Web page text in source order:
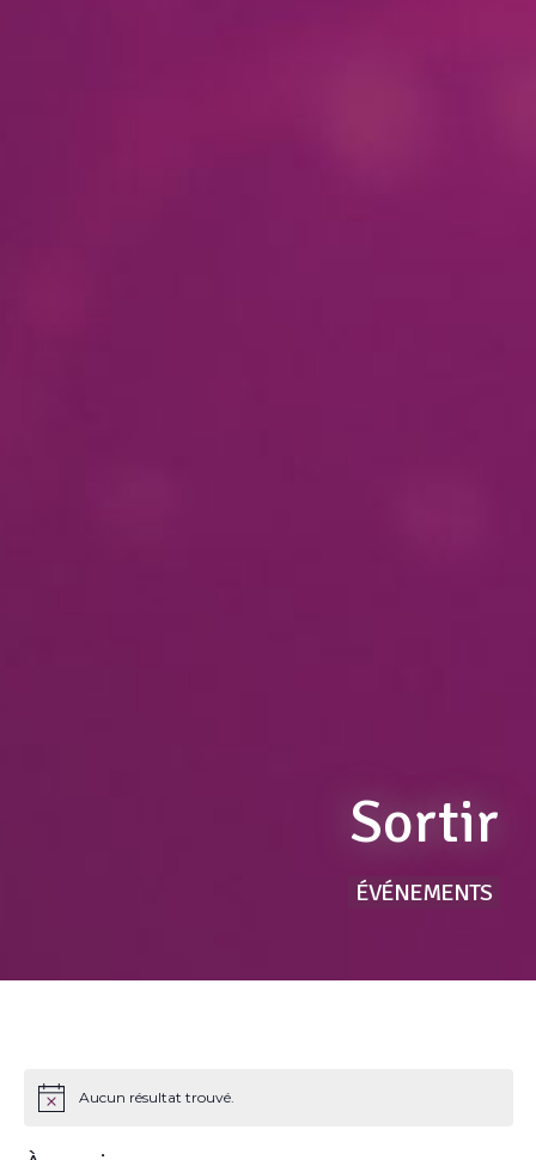
Sortir
ÉVÉNEMENTS
Aucun résultat trouvé.